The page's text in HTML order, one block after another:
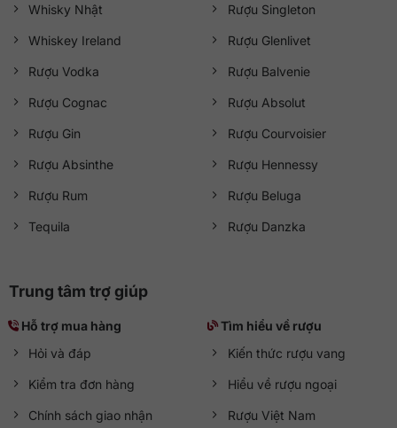
Whisky Nhật
Whiskey Ireland
Rượu Vodka
Rượu Cognac
Rượu Gin
Rượu Absinthe
Rượu Rum
Tequila
Rượu Singleton
Rượu Glenlivet
Rượu Balvenie
Rượu Absolut
Rượu Courvoisier
Rượu Hennessy
Rượu Beluga
Rượu Danzka
Trung tâm trợ giúp
Hỗ trợ mua hàng
Hỏi và đáp
Kiểm tra đơn hàng
Chính sách giao nhận
Tìm hiểu về rượu
Kiến thức rượu vang
Hiểu về rượu ngoại
Rượu Việt Nam